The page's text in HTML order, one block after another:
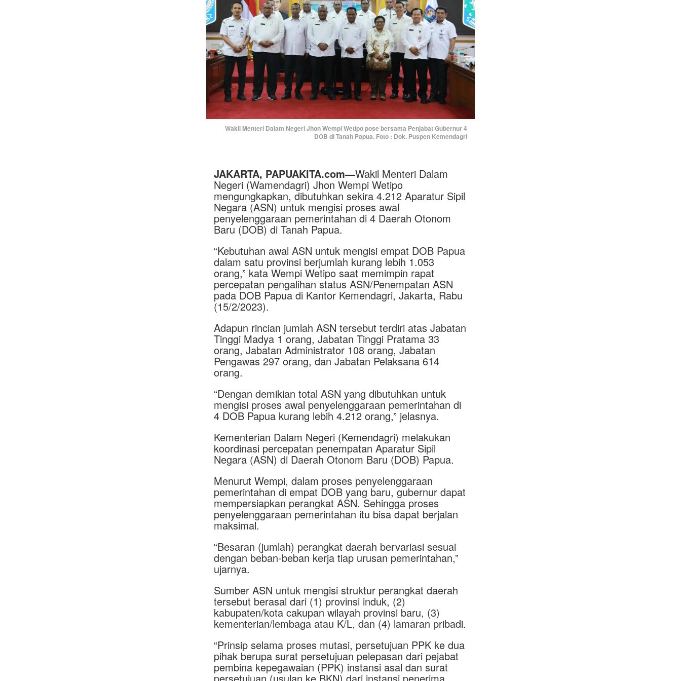
Wakil Menteri Dalam Negeri Jhon Wempi Wetipo pose bersama Penjabat Gubernur 4
DOB di Tanah Papua. Foto : Dok. Puspen Kemendagri
JAKARTA, PAPUAKITA.com—Wakil Menteri Dalam
Negeri (Wamendagri) Jhon Wempi Wetipo
mengungkapkan, dibutuhkan sekira 4.212 Aparatur Sipil
Negara (ASN) untuk mengisi proses awal
penyelenggaraan pemerintahan di 4 Daerah Otonom
Baru (DOB) di Tanah Papua.
“Kebutuhan awal ASN untuk mengisi empat DOB Papua
dalam satu provinsi berjumlah kurang lebih 1.053
orang,” kata Wempi Wetipo saat memimpin rapat
percepatan pengalihan status ASN/Penempatan ASN
pada DOB Papua di Kantor Kemendagri, Jakarta, Rabu
(15/2/2023).
Adapun rincian jumlah ASN tersebut terdiri atas Jabatan
Tinggi Madya 1 orang, Jabatan Tinggi Pratama 33
orang, Jabatan Administrator 108 orang, Jabatan
Pengawas 297 orang, dan Jabatan Pelaksana 614
orang.
“Dengan demikian total ASN yang dibutuhkan untuk
mengisi proses awal penyelenggaraan pemerintahan di
4 DOB Papua kurang lebih 4.212 orang,” jelasnya.
Kementerian Dalam Negeri (Kemendagri) melakukan
koordinasi percepatan penempatan Aparatur Sipil
Negara (ASN) di Daerah Otonom Baru (DOB) Papua.
Menurut Wempi, dalam proses penyelenggaraan
pemerintahan di empat DOB yang baru, gubernur dapat
mempersiapkan perangkat ASN. Sehingga proses
penyelenggaraan pemerintahan itu bisa dapat berjalan
maksimal.
“Besaran (jumlah) perangkat daerah bervariasi sesuai
dengan beban-beban kerja tiap urusan pemerintahan,”
ujarnya.
Sumber ASN untuk mengisi struktur perangkat daerah
tersebut berasal dari (1) provinsi induk, (2)
kabupaten/kota cakupan wilayah provinsi baru, (3)
kementerian/lembaga atau K/L, dan (4) lamaran pribadi.
“Prinsip selama proses mutasi, persetujuan PPK ke dua
pihak berupa surat persetujuan pelepasan dari pejabat
pembina kepegawaian (PPK) instansi asal dan surat